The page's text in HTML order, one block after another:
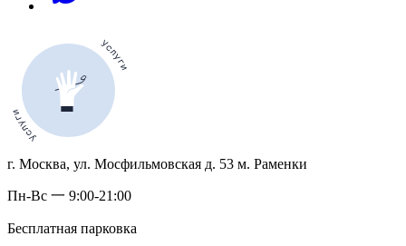
г. Москва, ул. Мосфильмовская д. 53 м. Раменки
Пн-Вс 一 9:00-21:00
Бесплатная парковка